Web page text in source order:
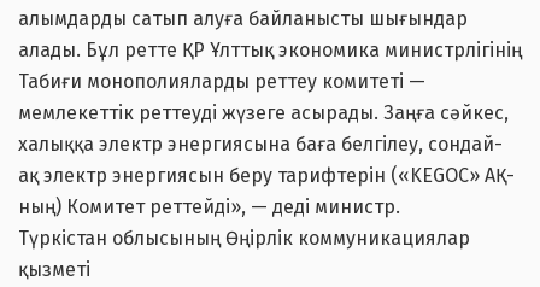
алымдарды сатып алуға байланысты шығындар
алады. Бұл ретте ҚР Ұлттық экономика министрлігінің
Табиғи монополияларды реттеу комитеті —
мемлекеттік реттеуді жүзеге асырады. Заңға сәйкес,
халыққа электр энергиясына баға белгілеу, сондай-
ақ электр энергиясын беру тарифтерін («KEGOС» АҚ-
ның) Комитет реттейді», — деді министр.
Түркістан облысының Өңірлік коммуникациялар
қызметі